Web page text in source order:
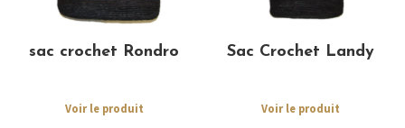
sac crochet Rondro
Voir le produit
Sac Crochet Landy
Voir le produit